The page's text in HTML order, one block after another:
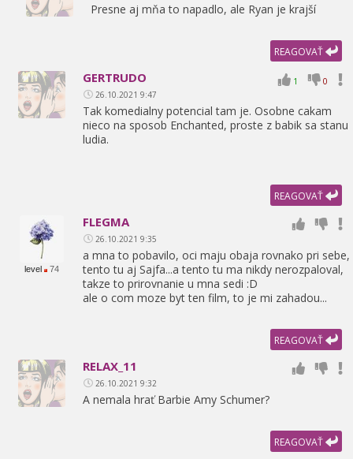
Presne aj mňa to napadlo, ale Ryan je krajší
REAGOVAŤ
1 0
GERTRUDO
26.10.2021 9:47
Tak komedialny potencial tam je. Osobne cakam
nieco na sposob Enchanted, proste z babik sa stanu
ludia.
REAGOVAŤ
level 74
FLEGMA
26.10.2021 9:35
a mna to pobavilo, oci maju obaja rovnako pri sebe,
tento tu aj Sajfa...a tento tu ma nikdy nerozpaloval,
takze to prirovnanie u mna sedi :D
ale o com moze byt ten film, to je mi zahadou...
REAGOVAŤ
RELAX_11
26.10.2021 9:32
A nemala hrať Barbie Amy Schumer?
REAGOVAŤ